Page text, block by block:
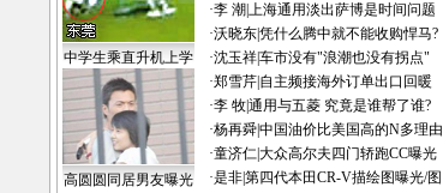
中学生乘直升机上学
高圆圆同居男友曝光
·李 潮 上海通用淡出萨博是时间问题
·沃晓东|凭什么腾中就不能收购悍马?
·沈玉祥|车市没有"浪潮也没有拐点"
·郑雪芹| 自主频接海外订单出口回暖
·李 牧|通用与五菱 究竟是谁帮了谁?
·杨再舜|中国油价比美国高的N多理由
·童济仁|大众高尔夫四门轿跑CC曝光
·是非|第四代本田CR-V描绘图曝光/图